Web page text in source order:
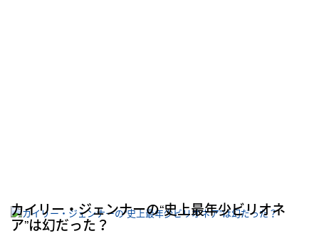
カイリー・ジェンナーの“史上最年少ビリオネ
ア”は幻だった？